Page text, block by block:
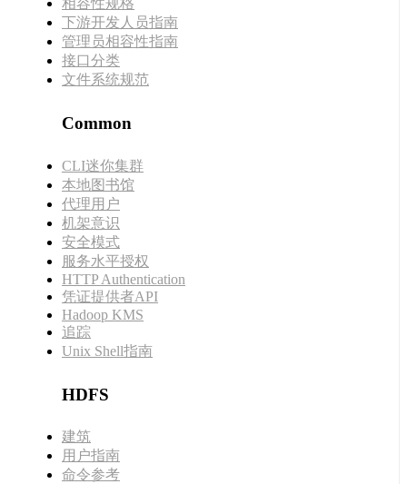
相容性规格
下游开发人员指南
管理员相容性指南
接口分类
文件系统规范
Common
CLI迷你集群
本地图书馆
代理用户
机架意识
安全模式
服务水平授权
HTTP Authentication
凭证提供者API
Hadoop KMS
追踪
Unix Shell指南
HDFS
建筑
用户指南
命令参考